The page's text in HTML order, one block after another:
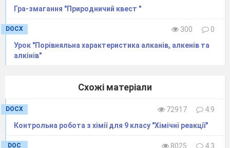
Гра-змагання "Природничий квест "
DOCX 300
0
Урок "Порівняльна характеристика алканів, алкенів та
алкінів"
Схожі матеріали
DOCX 72917
4.9
​Контрольна робота з хімії для 9 класу "Хімічні реакції"
DOC 8025
4.3